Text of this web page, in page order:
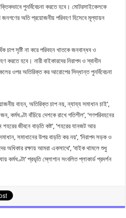
পুনর্বিবেচনা করতে হবে। মোটরসাইকেলকে
জনগণের অতি প্রয়োজনীয় পরিবহণ হিসেবে মূল্যায়ন
চাপ সৃষ্টি না করে পরিবহন খাতকে জনবান্ধব ও
করতে হবে। নারী বাইকারদের নিরাপদ ও স্বাধীন
ওপর অতিরিক্ত কর আরোপের সিদ্ধান্ত পুনর্বিবেচনা
বাহন, অতিরিক্ত চাপ নয়, ন্যায্য সমাধান চাই’,
কর্মঘণ্টা বাঁচিয়ে দেশকে রাখে গতিশীল’, ‘গণপরিবহনের
জীবনে বাড়তি কষ্ট’, ‘শহরের যানজট আর
সমাধানের উপর বাড়তি কর নয়’, ‘নিরাপদ সড়ক ও
অধিকার রক্ষায় আমরা একসাথে’, ‘বাইক থামলে শুধু
কর্মঘণ্টা’ প্রভৃতি স্লোগান সংবলিত প্লাকার্ড প্রদর্শন